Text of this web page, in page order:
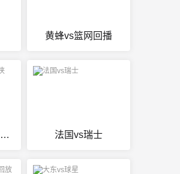
黄蜂vs篮网回播
夏季联赛勇士vs独行侠 法国vs瑞士